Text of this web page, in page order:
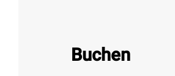
Buchen